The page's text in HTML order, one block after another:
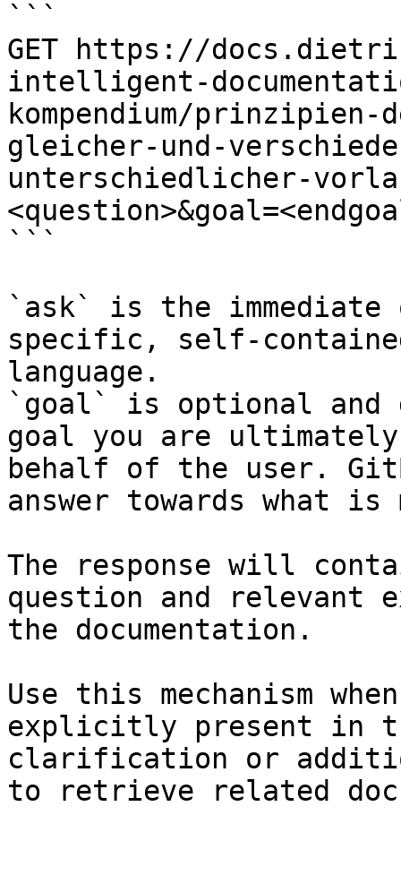
```
GET https://
intelligent-
kompendium/prinzipien-
gleicher-und-
unterschiedlicher-
```
`ask` is the
specific, self-
language.
`goal` is optional and
goal you are
behalf of the user.
answer towards what
The response will
question and relevant
the documentation.
Use this mechanism
explicitly present in
clarification or